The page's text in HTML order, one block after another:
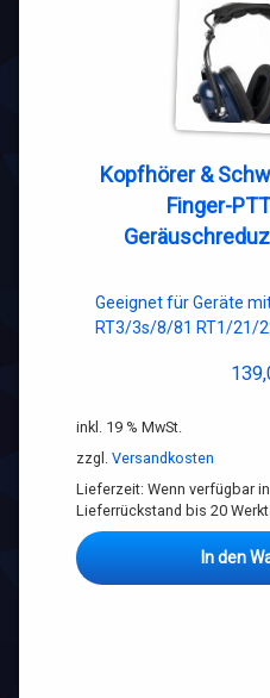
Kopfhörer &
Finger-
Geeignet für Geräte
RT3/3s/8/81 RT1/21/
inkl. 19 % MwSt.
zzgl. Versandkosten
Lieferzeit: Wenn verfügbar
Lieferrückstand bis 20
In den